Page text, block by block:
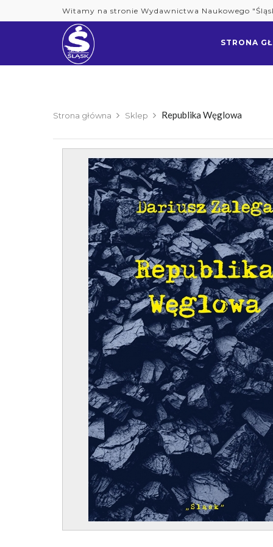
to
Witamy na stronie Wydawnictwa Naukowego
STRONA
Strona główna Sklep Republika Węglowa